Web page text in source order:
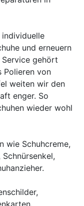
und erneuern
Service gehört
Polieren von
weiten wir den
enger. So
wieder wohl
wie Schuhcreme,